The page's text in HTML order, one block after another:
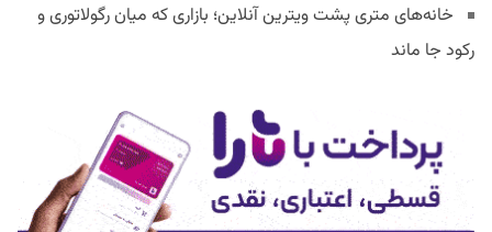
خانه‌های متری پشت ویترین آنلاین؛ بازاری که میان رگولاتوری و
رکود جا ماند